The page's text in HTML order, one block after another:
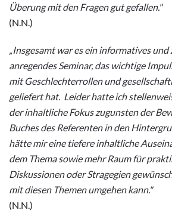
Überung mit den Fragen gut gefallen."
(N.N.)
„Insgesamt war es ein informatives
anregendes Seminar, das wichtige
mit Geschlechterrollen und
geliefert hat. Leider hatte ich
der inhaltliche Fokus zugunsten der
Buches des Referenten in den
hätte mir eine tiefere inhaltliche
dem Thema sowie mehr Raum für
Diskussionen oder Stragegien
mit diesen Themen umgehen kann."
(N.N.)